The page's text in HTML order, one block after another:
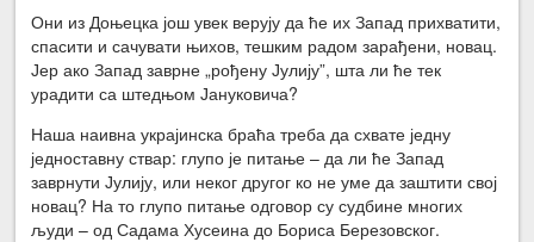
Они из Доњецка још увек верују да ће их Запад прихватити,
спасити и сачувати њихов, тешким радом зарађени, новац.
Јер ако Запад заврне „рођену Јулију”, шта ли ће тек
урадити са штедњом Јануковича?
Наша наивна украјинска браћа треба да схвате једну
једноставну ствар: глупо је питање – да ли ће Запад
заврнути Јулију, или неког другог ко не уме да заштити свој
новац? На то глупо питање одговор су судбине многих
људи – од Садама Хусеина до Бориса Березовског.